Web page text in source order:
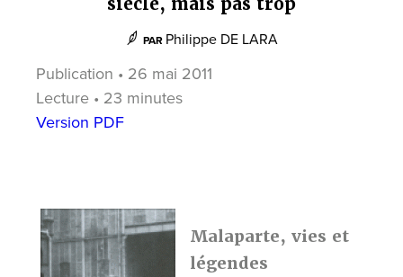
PAR Philippe DE LARA
Publication • 26 mai 2011
Lecture • 23 minutes
Version PDF
Malaparte, vies et
légendes